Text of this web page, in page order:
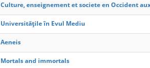
Culture, enseignement et societe en Occident
Universitățile în Evul Mediu
Aeneis
Mortals and immortals